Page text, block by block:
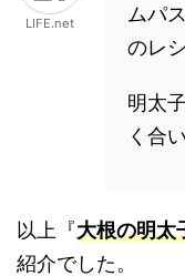
LIFE.net
ムパ
のレシ
明太
く合
以上『大根の明太
紹介でした。